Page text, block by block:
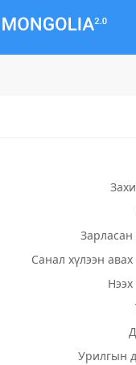
Зарласан
Санал хүлээн авах
Урилгын